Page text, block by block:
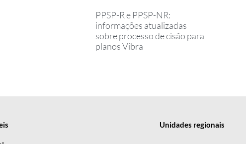
PPSP-R e PPSP-NR:
informações atualizadas
sobre processo de cisão para
planos Vibra
Unidades regionais